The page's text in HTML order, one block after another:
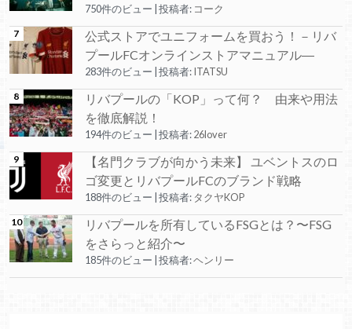
750件のビュー 投稿者: コーク
公式ストアでユニフォームを買おう！－リバ
プールFCオンラインストアマニュアル―
283件のビュー 投稿者:ITATSU
リバプールの「KOP」って何？ 由来や用法
を徹底解説！
194件のビュー 投稿者:26lover
【名門クラブが向かう未来】 ユベントスのロ
ゴ変更とリバプールFCのブランド戦略
188件のビュー 投稿者: タクヤKOP
リバプールを所有しているFSGとは？〜FSG
をさらっと紹介〜
185件のビュー 投稿者:ヘンリー